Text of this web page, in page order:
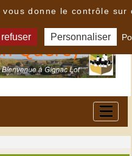
donne le contrôle sur
Personnaliser